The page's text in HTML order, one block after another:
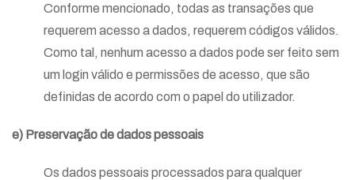
Conforme mencionado, todas as transações que
requerem acesso a dados, requerem códigos válidos.
Como tal, nenhum acesso a dados pode ser feito sem
um login válido e permissões de acesso, que são
definidas de acordo com o papel do utilizador.
e) Preservação de dados pessoais
Os dados pessoais processados para qualquer